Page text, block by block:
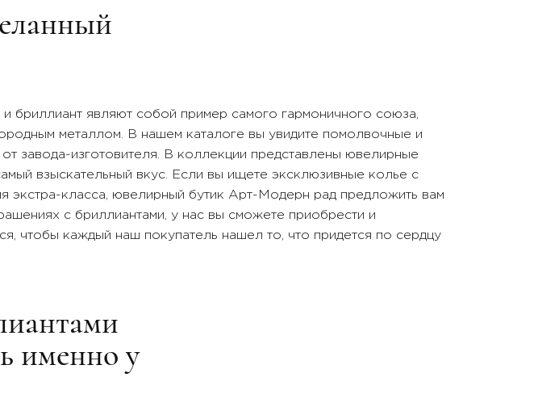
бриллиант являют собой пример самого гармоничного союза,
металлом. В нашем каталоге вы увидите помолвочные и
завода-изготовителя. В коллекции представлены ювелирные
взыскательный вкус. Если вы ищете эксклюзивные колье с
класса, ювелирный бутик Арт-Модерн рад предложить вам
с бриллиантами, у нас вы сможете приобрести и
чтобы каждый наш покупатель нашел то, что придется по сердцу
именно у